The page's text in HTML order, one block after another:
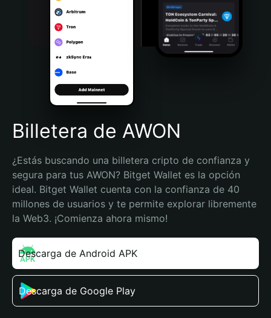
Bahasa Indonesia
Português (Brasil)
Español (Argentina)
Billetera de AWON
¿Estás buscando una billetera cripto de confianza y
segura para tus AWON? Bitget Wallet es la opción
ideal. Bitget Wallet cuenta con la confianza de 40
millones de usuarios y te permite explorar libremente
la Web3. ¡Comienza ahora mismo!
Descarga de Android APK
Descarga de Google Play